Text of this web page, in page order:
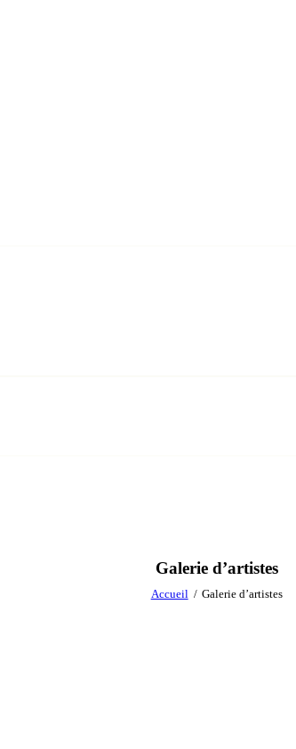
Galerie d’artistes
Accueil Galerie d’artistes